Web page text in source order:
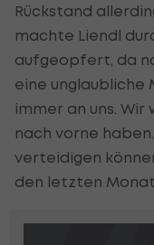
Rückstand
machte Liendl
aufgeopfert, da
eine unglaubliche
immer an uns. Wir
nach vorne
verteidigen
den letzten